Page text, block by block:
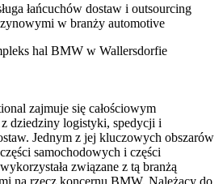
łańcuchów dostaw i outsourcing
w branży automotive
hal BMW w Wallersdorfie
zajmuje się całościowym
dziedziny logistyki, spedycji i
Jednym z jej kluczowych obszarów
samochodowych i części
związane z tą branżą
na rzecz koncernu BMW. Należący do